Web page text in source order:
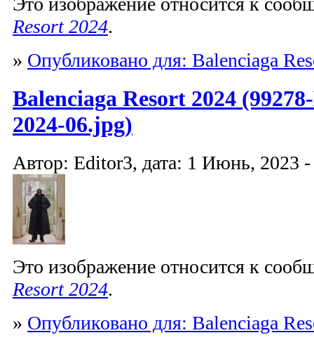
Resort 2024.
» Опубликовано для: Balenciaga
Balenciaga Resort 2024
2024-06.jpg)
Автор: Editor3, дата: 1 Июнь, 2023
Это изображение относится к
Resort 2024.
» Опубликовано для: Balenciaga